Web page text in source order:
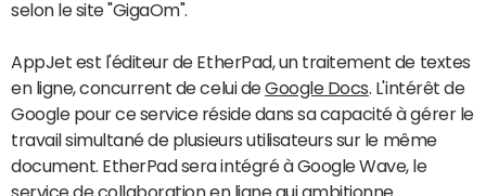
selon le site "GigaOm".
AppJet est l'éditeur de EtherPad, un traitement de textes
en ligne, concurrent de celui deGoogle Docs . L'intérêt de
Google pour ce service réside dans sa capacité à gérer le
travail simultané de plusieurs utilisateurs sur le même
document. EtherPad sera intégré à Google Wave, le
service de collaboration en ligne qui ambitionne